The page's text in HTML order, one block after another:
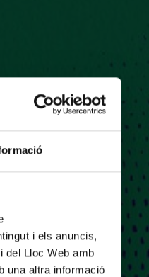
i els anuncis,
del Lloc Web amb
una altra informació